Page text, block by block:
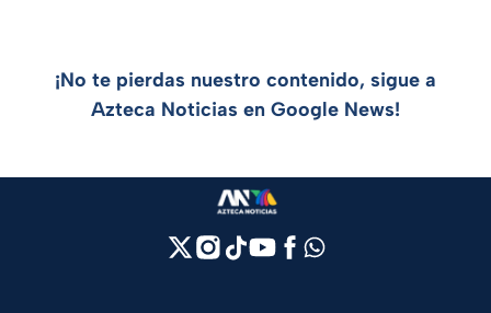
¡No te pierdas nuestro contenido, sigue a
Azteca Noticias en Google News!